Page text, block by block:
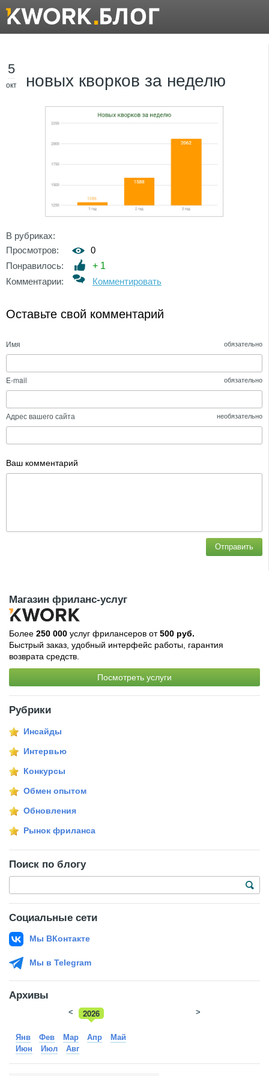
5
окт новых кворков за неделю
В рубриках:
Просмотров:
0
Понравилось:
+ 1
Комментарии:
Комментировать
Оставьте свой комментарий
Имя обязательно
E-mail обязательно
Адрес вашего сайта необязательно
Ваш комментарий
Отправить
Магазин фриланс-услуг
Более 250 000 услуг фрилансеров от500 руб.
Быстрый заказ, удобный интерфейс работы, гарантия
возврата средств.
Посмотреть услуги
Рубрики
Инсайды
Интервью
Конкурсы
Обмен опытом
Обновления
Рынок фриланса
Поиск по блогу
Социальные сети
Мы ВКонтакте
Мы в Telegram
Архивы
2026
2025
< >
Янв Фев Мар Апр
Май
Июн
Июл Авг